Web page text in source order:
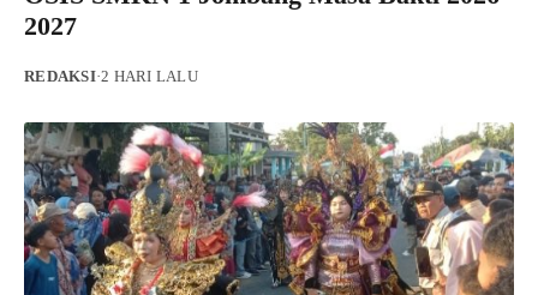
2027
REDAKSI·2 HARI LALU